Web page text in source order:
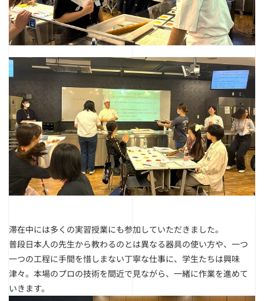
滞在中には多くの実習授業にも参加していただきました。
普段日本人の先生から教わるのとは異なる器具の使い方や、一つ
一つの工程に手間を惜しまない丁寧な仕事に、学生たちは興味
津々。本場のプロの技術を間近で見ながら、一緒に作業を進めて
いきます。